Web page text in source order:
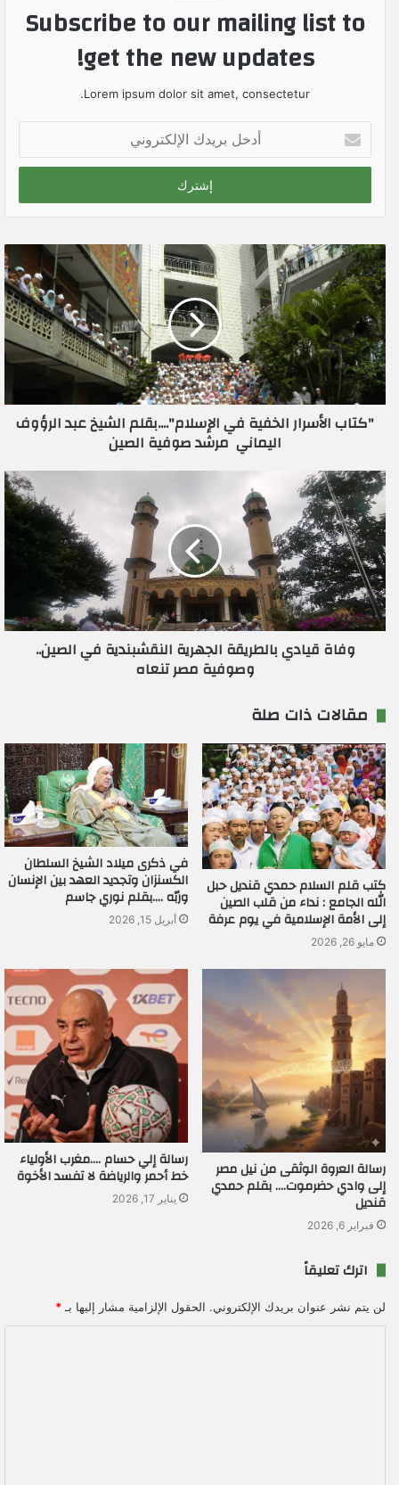
Subscribe to our mailing list to
get the new updates!
Lorem ipsum dolor sit amet, consectetur.
خ
ب
ي
د
ك
ا
ل
إ
ل
ك
و
ي
"كتاب الأسرار الخفية في الإسلام"....بقلم الشيخ عبد الرؤوف
اليماني مرشد صوفية الصين
وفاة قيادي بالطريقة الجهرية النقشبندية في الصين..
وصوفية مصر تنعاه
مقالات ذات صلة
كتب قلم السلام حمدي قنديل حبل
الله الجامع : نداء من قلب الصين
إلى الأمة الإسلامية في يوم عرفة
مايو 26, 2026
في ذكرى ميلاد الشيخ السلطان
الكسنزان وتجديد العهد بين الإنسان
وربّه ….بقلم نوري جاسم
أبريل 15, 2026
رسالة العروة الوثقى من نيل مصر
إلى وادي حضرموت…. بقلم حمدي
قنديل
فبراير 6, 2026
رسالة إلي حسام ….مغرب الأولياء
خط أحمر والرياضة لا تفسد الأخوة
يناير 17, 2026
اترك تعليقاً
لن يتم نشر عنوان بريدك الإلكتروني. الحقول الإلزامية مشار إليها بـ *